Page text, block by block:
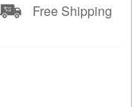
Free Shipping